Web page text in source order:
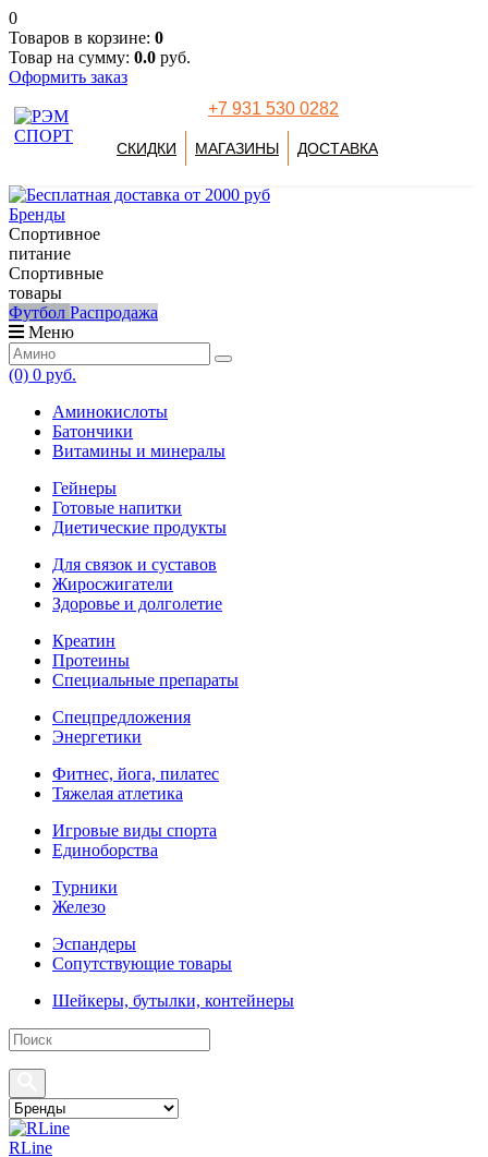
0
Товаров в корзине: 0
Товар на сумму: 0.0 руб.
Оформить заказ
+7 931 530 0282
СКИДКИ МАГАЗИНЫ ДОСТАВКА
Бренды
Спортивное
питание
Спортивные
товары
Футбол Распродажа
Меню
(0) 0 руб.
Аминокислоты
Батончики
Витамины и минералы
Гейнеры
Готовые напитки
Диетические продукты
Для связок и суставов
Жиросжигатели
Здоровье и долголетие
Креатин
Протеины
Специальные препараты
Спецпредложения
Энергетики
Фитнес, йога, пилатес
Тяжелая атлетика
Игровые виды спорта
Единоборства
Турники
Железо
Эспандеры
Сопутствующие товары
Шейкеры, бутылки, контейнеры
RLine